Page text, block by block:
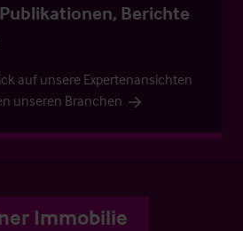
Berichte
auf unsere Expertenansichten
unseren Branchen
Immobilie